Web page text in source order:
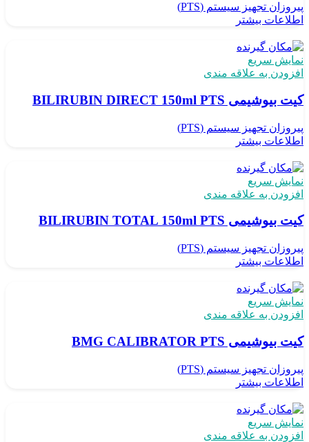
پیروزان تجهیز سیستم (PTS)
اطلاعات بیشتر
نمایش سریع
افزودن به علاقه مندی
کیت بیوشیمی BILIRUBIN DIRECT 150ml PTS
پیروزان تجهیز سیستم (PTS)
اطلاعات بیشتر
نمایش سریع
افزودن به علاقه مندی
کیت بیوشیمی BILIRUBIN TOTAL 150ml PTS
پیروزان تجهیز سیستم (PTS)
اطلاعات بیشتر
نمایش سریع
افزودن به علاقه مندی
کیت بیوشیمی BMG CALIBRATOR PTS
پیروزان تجهیز سیستم (PTS)
اطلاعات بیشتر
نمایش سریع
افزودن به علاقه مندی